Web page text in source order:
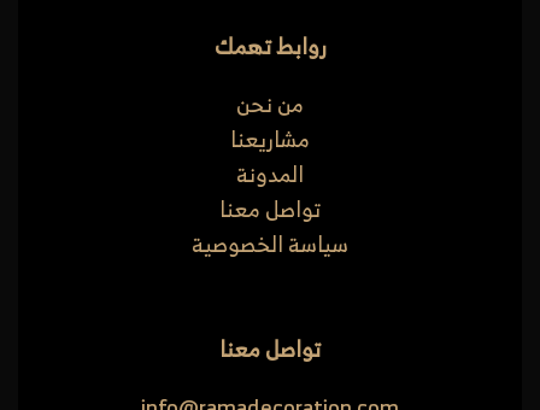
روابط تهمك
من نحن
مشاريعنا
المدونة
تواصل معنا
سياسة الخصوصية
تواصل معنا